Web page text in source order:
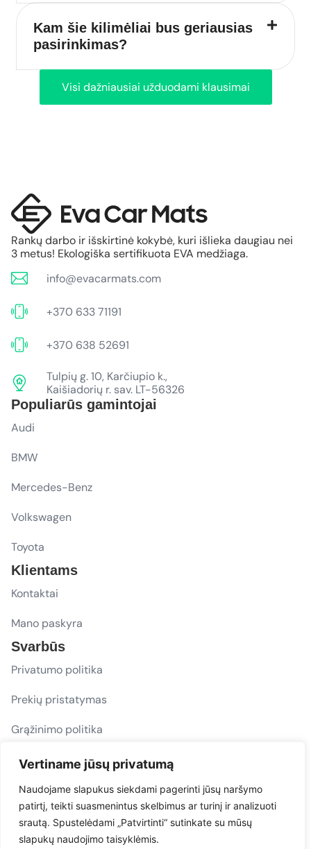
Vertiname jūsų privatumą
Naudojame slapukus siekdami pagerinti jūsų naršymo
patirtį, teikti suasmenintus skelbimus ar turinį ir analizuoti
srautą. Spustelėdami „Patvirtinti“ sutinkate su mūsų
slapukų naudojimo taisyklėmis.
Kam šie kilimėliai bus geriausias
pasirinkimas?
Visi dažniausiai užduodami klausimai
Rankų darbo ir išskirtinė kokybė, kuri išlieka daugiau nei
3 metus! Ekologiška sertifikuota EVA medžiaga.
info@evacarmats.com
+370 633 71191
+370 638 52691
Tulpių g. 10, Karčiupio k.,
Kaišiadorių r. sav. LT-56326
Populiarūs gamintojai
Audi
BMW
Mercedes-Benz
Volkswagen
Toyota
Klientams
Kontaktai
Mano paskyra
Svarbūs
Privatumo politika
Prekių pristatymas
Grąžinimo politika
D. U. K.
Sekite mus
evacarmats
© Copyright 2026 | Eva Car Mats